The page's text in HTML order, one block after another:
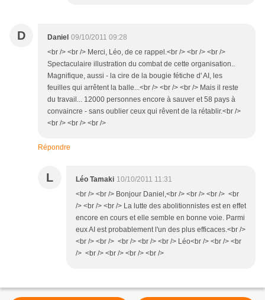
D Daniel 09/10/2011 09:28
<br /> <br /> Merci, Léo, de ce rappel.<br /> <br /> <br />
Spectaculaire illustration du combat de cette organisation..
Magnifique, aussi - la cire de la bougie fétiche d' AI, les
feuilles qui arrêtent la balle...<br /> <br /> <br /> Mais il reste
du travail... 12000 personnes encore à sauver et 58 pays à
convaincre - sans oublier ceux qui rêvent de la rétablir.<br />
<br /> <br /> <br />
Répondre
L Léo Tamaki 10/10/2011 11:31
<br /> <br /> Bonjour Daniel,<br /> <br /> <br /> <br
/> <br /> <br /> La lutte des abolitionnistes est en effet
encore en cours et elle semble en bonne voie. Parmi
eux AI est probablement l'un des plus efficaces.<br />
<br /> <br /> <br /> <br /> <br /> Léo<br /> <br /> <br
/> <br /> <br /> <br /> <br />